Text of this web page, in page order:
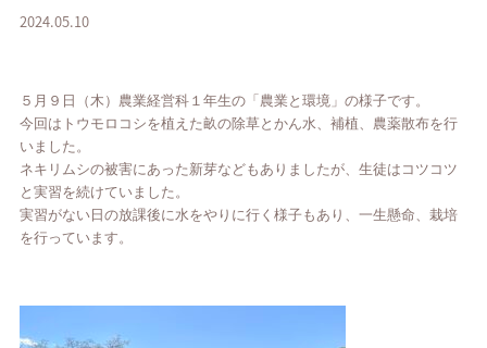
2024.05.10
５月９日（木）農業経営科１年生の「農業と環境」の様子です。
今回はトウモロコシを植えた畝の除草とかん水、補植、農薬散布を行
いました。
ネキリムシの被害にあった新芽などもありましたが、生徒はコツコツ
と実習を続けていました。
実習がない日の放課後に水をやりに行く様子もあり、一生懸命、栽培
を行っています。